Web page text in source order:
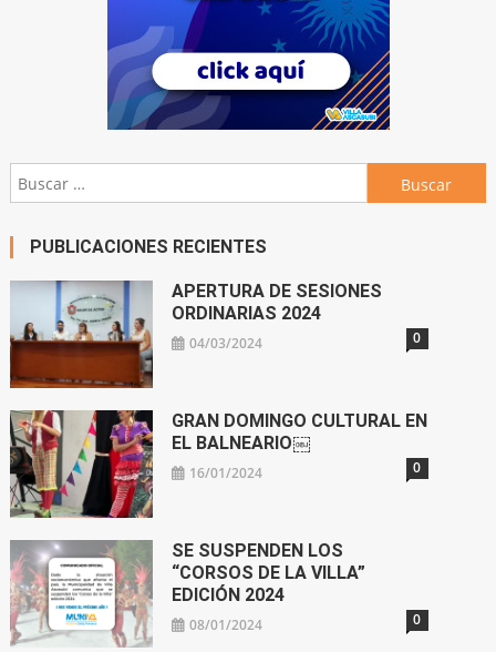
Buscar:
PUBLICACIONES RECIENTES
APERTURA DE SESIONES
ORDINARIAS 2024
04/03/2024 0
GRAN DOMINGO CULTURAL EN
EL BALNEARIO￼
16/01/2024 0
SE SUSPENDEN LOS
“CORSOS DE LA VILLA”
EDICIÓN 2024
08/01/2024 0